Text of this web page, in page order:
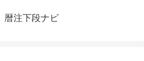
暦注下段ナビ